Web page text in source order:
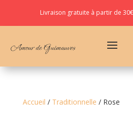
Livraison gratuite à partir de 30€
Accueil / Traditionnelle / Rose